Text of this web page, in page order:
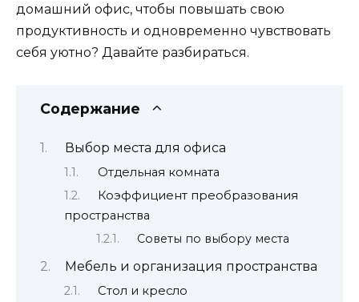
домашний офис, чтобы повышать свою
продуктивность и одновременно чувствовать
себя уютно? Давайте разбираться.
Содержание
Выбор места для офиса
Отдельная комната
Коэффициент преобразования
пространства
Советы по выбору места
Мебель и организация пространства
Стол и кресло